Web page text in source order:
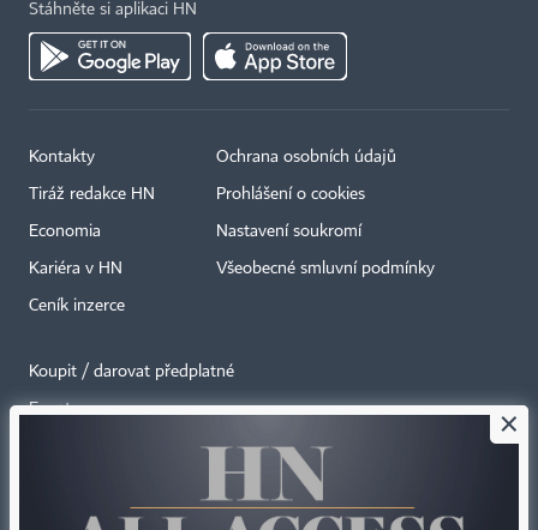
Stáhněte si aplikaci HN
Kontakty
Tiráž redakce HN
Economia
Kariéra v HN
Ceník inzerce
Ochrana osobních údajů
Prohlášení o cookies
Nastavení soukromí
Všeobecné smluvní podmínky
Koupit / darovat předplatné
Eventy ×